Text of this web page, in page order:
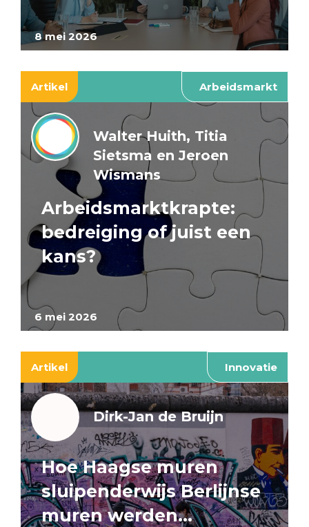
8 mei 2026
Artikel Arbeidsmarkt
6 mei 2026
Walter Huith, Titia
Sietsma en Jeroen
Wismans
Arbeidsmarktkrapte:
bedreiging of juist een
kans?
Artikel Innovatie
Dirk-Jan de Bruijn
Hoe Haagse muren
sluipenderwijs Berlijnse
muren werden…